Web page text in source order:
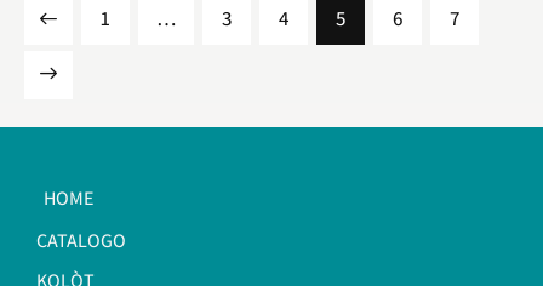
1 … 3 4 5 6 7
HOME
CATALOGO
KOLÒT